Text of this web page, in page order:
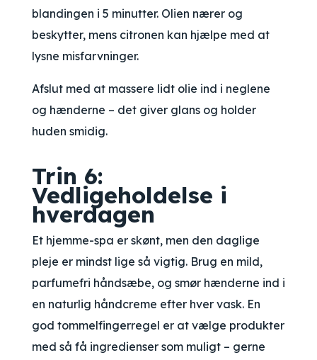
blandingen i 5 minutter. Olien nærer og
beskytter, mens citronen kan hjælpe med at
lysne misfarvninger.
Afslut med at massere lidt olie ind i neglene
og hænderne – det giver glans og holder
huden smidig.
Trin 6:
Vedligeholdelse i
hverdagen
Et hjemme-spa er skønt, men den daglige
pleje er mindst lige så vigtig. Brug en mild,
parfumefri håndsæbe, og smør hænderne ind i
en naturlig håndcreme efter hver vask. En
god tommelfingerregel er at vælge produkter
med så få ingredienser som muligt – gerne